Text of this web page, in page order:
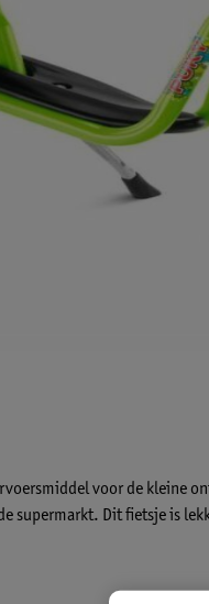
voor de kleine
supermarkt. Dit fietsje is